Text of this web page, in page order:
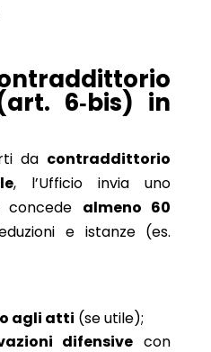
6‑bis) in
da contraddittorio
, l’Ufficio invia uno
concede almeno 60
e istanze (es.
agli atti (se utile);
difensive con